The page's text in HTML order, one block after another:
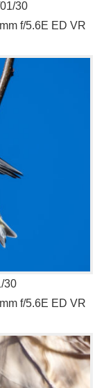
30
f/5.6E ED VR
30
f/5.6E ED VR